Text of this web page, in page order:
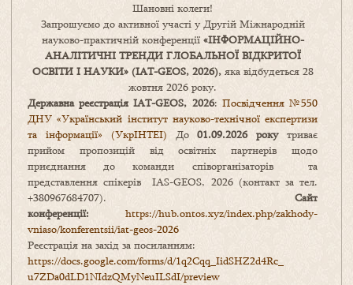
Шановні колеги!
Запрошуємо до активної участі у Другій Міжнародній
науково-практичній конференції «ІНФОРМАЦІЙНО-
АНАЛІТИЧНІ ТРЕНДИ ГЛОБАЛЬНОЇ ВІДКРИТОЇ
ОСВІТИ І НАУКИ» (IAT-GEOS, 2026),яка відбудеться 28
жовтня 2026 року.
Державна реєстрація IAT-GEOS, 2026: Посвідчення №550
ДНУ «Український інститут науково-технічної експертизи
та інформації» (УкрІНТЕІ) До01.09.2026 рокутриває
прийом пропозицій від освітніх партнерів щодо
приєднання до команди співорганізаторів та
представлення спікерів IAS-GEOS, 2026 (контакт за тел.
+380967684707). Сайт
конференції: https://hub.ontos.xyz/index.php/zakhody-
vniaso/konferentsii/iat-geos-2026
Реєстрація на захід за посиланням:
https://docs.google.com/forms/d/1q2Cqq_IidSHZ2d4Rc_
u7ZDa0dLD1NIdzQMyNeuILSdI/preview